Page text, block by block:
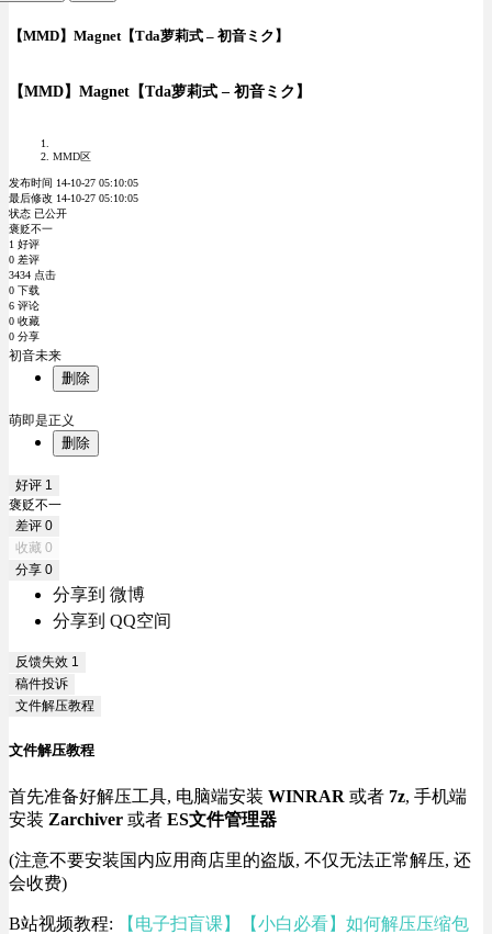
【MMD】Magnet【Tda萝莉式 – 初音ミク】
【MMD】Magnet【Tda萝莉式 – 初音ミク】
MMD区
发布时间 14-10-27 05:10:05
最后修改 14-10-27 05:10:05
状态 已公开
褒贬不一
1 好评
0 差评
3434 点击
0 下载
6 评论
0 收藏
0 分享
初音未来
删除
萌即是正义
删除
好评 1
褒贬不一
差评 0
收藏 0
分享 0
分享到 微博
分享到 QQ空间
反馈失效 1
稿件投诉
文件解压教程
文件解压教程
首先准备好解压工具, 电脑端安装 WINRAR 或者 7z, 手机端
安装 Zarchiver 或者 ES文件管理器
(注意不要安装国内应用商店里的盗版, 不仅无法正常解压, 还
会收费)
B站视频教程: 【电子扫盲课】【小白必看】如何解压压缩包